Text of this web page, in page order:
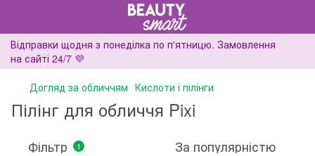
Відправки щодня з понеділка по п'ятницю. Замовлення
на сайті 24/7 💜
Догляд за обличчям Кислоти і пілінги
Пілінг для обличчя Pixi
Фільтр 1 За популярністю